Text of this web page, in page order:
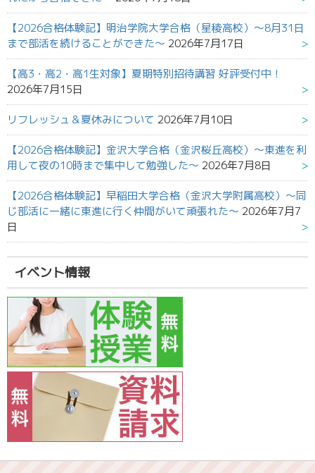
【2026合格体験記】明治学院大学合格（星稜高校）～8月31日
まで部活を続けることができた～ 2026年7月17日
【高3・高2・高1生対象】夏期特別招待講習 好評受付中！
2026年7月15日
リフレッシュ＆夏休みについて 2026年7月10日
【2026合格体験記】金沢大学合格（金沢桜丘高校）～東進を利
用して夜の10時まで集中して勉強した～ 2026年7月8日
【2026合格体験記】早稲田大学合格（金沢大学附属高校）～同
じ部活に一緒に東進に行く仲間がいて頑張れた～ 2026年7月7
日
イベント情報